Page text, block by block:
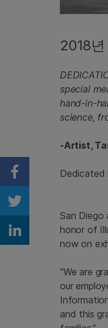
2018
special
hand-in-
science,
-Artist,
Dedicated
San Diego
honor of
now on
“We are
our
and this
Share on
Share on
Share on